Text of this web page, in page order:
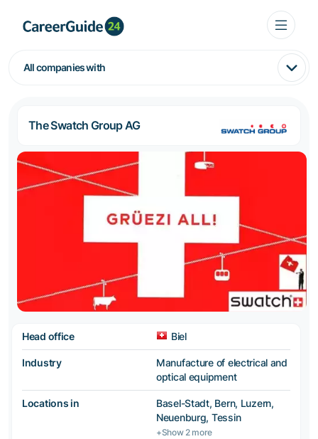
All companies with
The Swatch Group AG
Head office Biel
Industry
Manufacture of electrical and
optical equipment
Locations in
Basel-Stadt, Bern, Luzern,
Neuenburg, Tessin
+Show 2 more